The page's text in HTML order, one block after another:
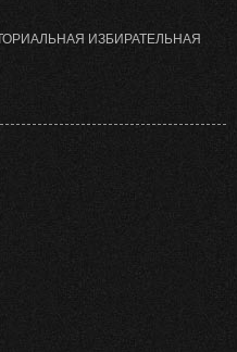
ИЗБИРАТЕЛЬНАЯ